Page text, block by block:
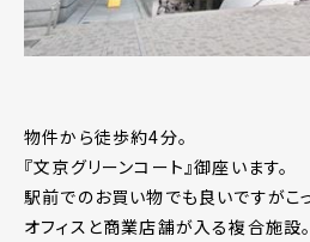
物件から徒歩約4分。
『文京グリーンコート』御座います。
駅前でのお買い物でも良いですがこ
オフィスと商業店舗が入る複合施設。